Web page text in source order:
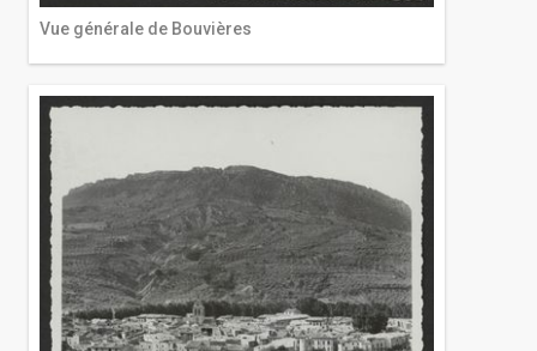
Vue générale de Bouvières